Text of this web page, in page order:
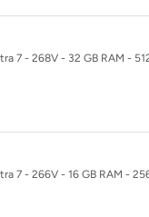
7 - 268V - 32 GB RAM -
7 - 266V - 16 GB RAM -